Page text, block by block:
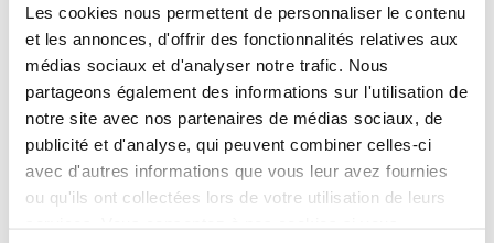
Les cookies nous permettent de personnaliser le contenu
et les annonces, d'offrir des fonctionnalités relatives aux
médias sociaux et d'analyser notre trafic. Nous
partageons également des informations sur l'utilisation de
notre site avec nos partenaires de médias sociaux, de
publicité et d'analyse, qui peuvent combiner celles-ci
avec d'autres informations que vous leur avez fournies
ou qu'ils ont collectées lors de votre utilisation de leurs
Profil recherché :
Expérience :
Processus
de